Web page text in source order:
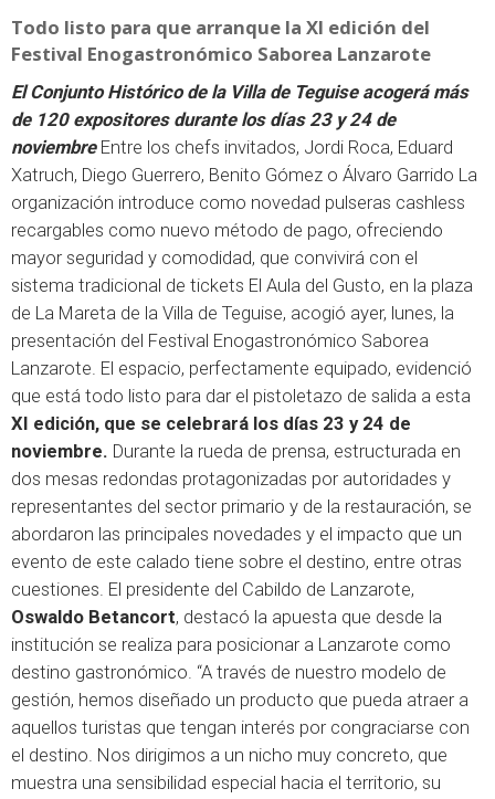
Todo listo para que arranque la XI edición del
Festival Enogastronómico Saborea Lanzarote
El Conjunto Histórico de la Villa de Teguise acogerá más
de 120 expositores durante los días 23 y 24 de
noviembreEntre los chefs invitados, Jordi Roca, Eduard
Xatruch, Diego Guerrero, Benito Gómez o Álvaro Garrido La
organización introduce como novedad pulseras cashless
recargables como nuevo método de pago, ofreciendo
mayor seguridad y comodidad, que convivirá con el
sistema tradicional de tickets El Aula del Gusto, en la plaza
de La Mareta de la Villa de Teguise, acogió ayer, lunes, la
presentación del Festival Enogastronómico Saborea
Lanzarote. El espacio, perfectamente equipado, evidenció
que está todo listo para dar el pistoletazo de salida a esta
XI edición, que se celebrará los días 23 y 24 de
noviembre. Durante la rueda de prensa, estructurada en
dos mesas redondas protagonizadas por autoridades y
representantes del sector primario y de la restauración, se
abordaron las principales novedades y el impacto que un
evento de este calado tiene sobre el destino, entre otras
cuestiones. El presidente del Cabildo de Lanzarote,
Oswaldo Betancort, destacó la apuesta que desde la
institución se realiza para posicionar a Lanzarote como
destino gastronómico. “A través de nuestro modelo de
gestión, hemos diseñado un producto que pueda atraer a
aquellos turistas que tengan interés por congraciarse con
el destino. Nos dirigimos a un nicho muy concreto, que
muestra una sensibilidad especial hacia el territorio, su